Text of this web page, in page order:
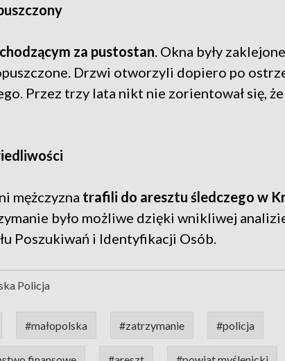
za pustostan . Okna były
Drzwi otworzyli dopiero po
Przez trzy lata nikt nie zorientował się,
mężczyzna trafili do aresztu śledczego w
było możliwe dzięki wnikliwej
Poszukiwań i Identyfikacji Osób.
Policja
#małopolska #zatrzymanie #policja